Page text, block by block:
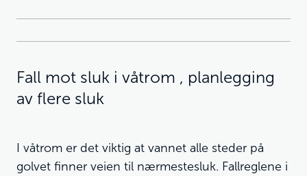
Fall mot sluk i våtrom , planlegging
av flere sluk
I våtrom er det viktig at vannet alle steder på
golvet finner veien til nærmestesluk. Fallreglene i